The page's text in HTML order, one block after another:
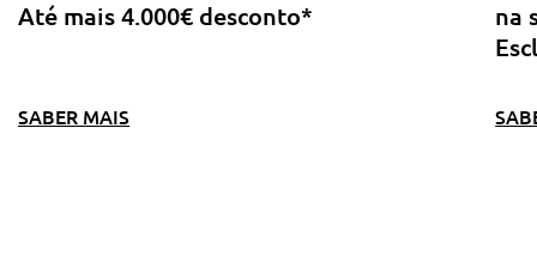
Até mais 4.000€ desconto*
SABER MAIS
na